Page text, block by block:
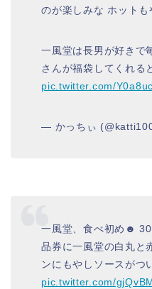
のが楽しみな ホット
一風堂は長男が好きで
さんが福袋してくれ
pic.twitter.com/
— かっちぃ
一風堂、食べ初め☻
品券に一風堂の白丸と
ンにもやしソースがつ
pic.twitter.com/